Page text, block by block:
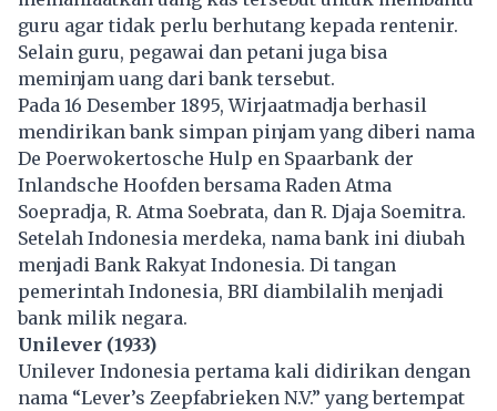
guru agar tidak perlu berhutang kepada rentenir.
Selain guru, pegawai dan petani juga bisa
meminjam uang dari bank tersebut.
Pada 16 Desember 1895, Wirjaatmadja berhasil
mendirikan bank simpan pinjam yang diberi nama
De Poerwokertosche Hulp en Spaarbank der
Inlandsche Hoofden bersama Raden Atma
Soepradja, R. Atma Soebrata, dan R. Djaja Soemitra.
Setelah Indonesia merdeka, nama bank ini diubah
menjadi Bank Rakyat Indonesia. Di tangan
pemerintah Indonesia, BRI diambilalih menjadi
bank milik negara.
Unilever (1933)
Unilever Indonesia pertama kali didirikan dengan
nama “Lever’s Zeepfabrieken N.V.” yang bertempat